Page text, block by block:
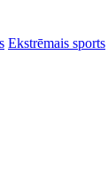
Ekstrēmais sports